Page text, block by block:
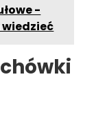
-
wiedzieć